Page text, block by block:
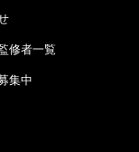
修者一覧
集中